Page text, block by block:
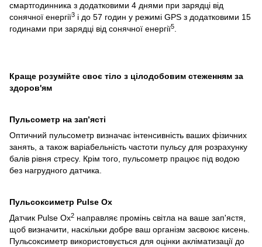
смартгодинника з додатковими 4 днями при зарядці від
сонячної енергії3 і до 57 годин у режимі GPS з додатковими 15
годинами при зарядці від сонячної енергії5.
Краще розумійте своє тіло з цілодобовим стеженням за
здоров'ям
Пульсометр на зап’ясті
Оптичний пульсометр визначає інтенсивність ваших фізичних
занять, а також варіабельність частоти пульсу для розрахунку
балів рівня стресу. Крім того, пульсометр працює під водою
без нагрудного датчика.
Пульсоксиметр Pulse Ox
Датчик Pulse Ox2 направляє промінь світла на ваше зап'ястя,
щоб визначити, наскільки добре ваш організм засвоює кисень.
Пульсоксиметр використовується для оцінки акліматизації до